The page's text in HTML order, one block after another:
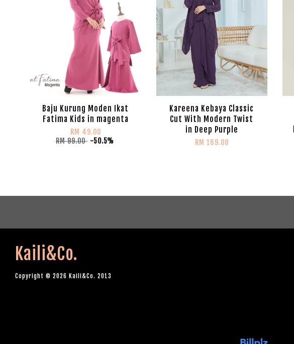
Baju Kurung Moden Ikat
Fatima Kids in magenta
RM 49.00
RM 99.00 -50.5%
Kareena Kebaya Classic
Cut With Modern Twist
in Deep Purple
RM 169.00
Kaili&Co.
Copyright © 2026 Kaili&Co. 2013